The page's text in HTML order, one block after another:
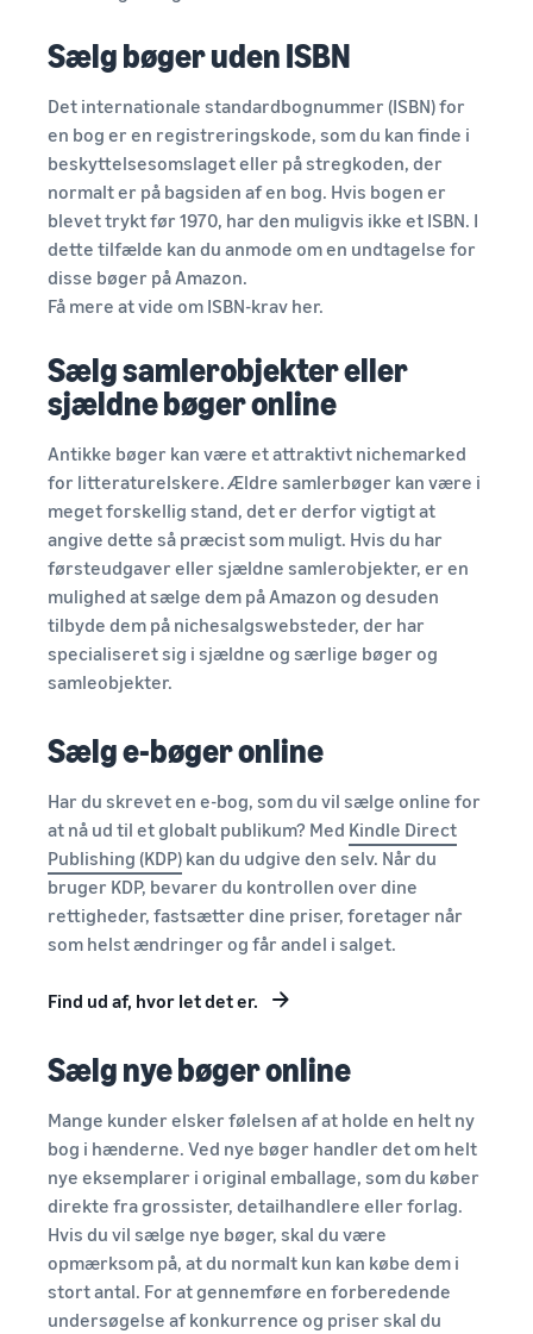
Sælg bøger uden ISBN
Det internationale standardbognummer (ISBN) for
en bog er en registreringskode, som du kan finde i
beskyttelsesomslaget eller på stregkoden, der
normalt er på bagsiden af en bog. Hvis bogen er
blevet trykt før 1970, har den muligvis ikke et ISBN. I
dette tilfælde kan du anmode om en undtagelse for
disse bøger på Amazon.
Få mere at vide om ISBN-krav her.
Sælg samlerobjekter eller
sjældne bøger online
Antikke bøger kan være et attraktivt nichemarked
for litteraturelskere. Ældre samlerbøger kan være i
meget forskellig stand, det er derfor vigtigt at
angive dette så præcist som muligt. Hvis du har
førsteudgaver eller sjældne samlerobjekter, er en
mulighed at sælge dem på Amazon og desuden
tilbyde dem på nichesalgswebsteder, der har
specialiseret sig i sjældne og særlige bøger og
samleobjekter.
Sælg e-bøger online
Har du skrevet en e-bog, som du vil sælge online for
at nå ud til et globalt publikum? Med Kindle Direct
Publishing (KDP) kan du udgive den selv. Når du
bruger KDP, bevarer du kontrollen over dine
rettigheder, fastsætter dine priser, foretager når
som helst ændringer og får andel i salget.
Find ud af, hvor let det er.
Sælg nye bøger online
Mange kunder elsker følelsen af at holde en helt ny
bog i hænderne. Ved nye bøger handler det om helt
nye eksemplarer i original emballage, som du køber
direkte fra grossister, detailhandlere eller forlag.
Hvis du vil sælge nye bøger, skal du være
opmærksom på, at du normalt kun kan købe dem i
stort antal. For at gennemføre en forberedende
undersøgelse af konkurrence og priser skal du